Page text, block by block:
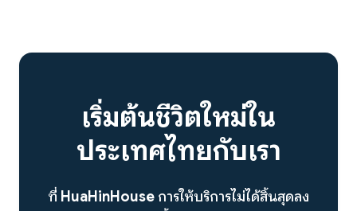
เริ่มต้นชีวิตใหม่ใน
ประเทศไทยกับเรา
ที่ HuaHinHouse การให้บริการไม่ได้สิ้นสุดลง